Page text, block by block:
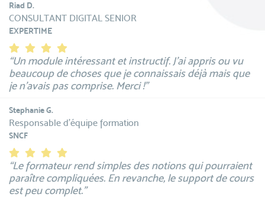
Riad D.
CONSULTANT DIGITAL SENIOR
EXPERTIME
“Un module intéressant et instructif. J'ai appris ou vu
beaucoup de choses que je connaissais déjà mais que
je n'avais pas comprise. Merci !”
Stephanie G.
Responsable d'équipe formation
SNCF
“Le formateur rend simples des notions qui pourraient
paraître compliquées. En revanche, le support de cours
est peu complet.”